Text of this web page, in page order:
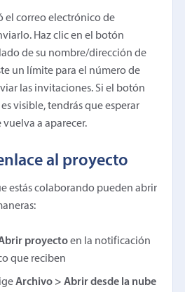
el correo electrónico de
Haz clic en el botón
de su nombre/dirección de
un límite para el número de
las invitaciones. Si el botón
visible, tendrás que esperar
a aparecer.
al proyecto
estás colaborando pueden abrir
proyectoen la notificación
que reciben
Archivo > Abrir desde la nube